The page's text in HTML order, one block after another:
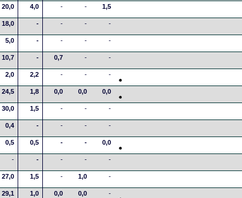
20,0 4,0 - - 1,5
18,0 - - - -
5,0 - - - -
10,7 - 0,7 - -
2,0 2,2 - - -
24,5 1,8 0,0 0,0 0,0
30,0 1,5 - - -
0,4 - - - -
0,5 0,5 - - 0,0
- - - - -
27,0 1,5 - 1,0 -
29,1 1,0 0,0 0,0 -